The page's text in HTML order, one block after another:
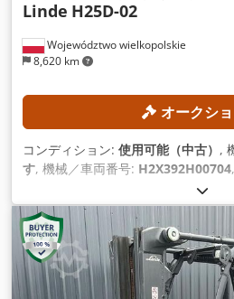
Województwo wielkopolskie
8,620 km
Linde H25D-02
オークシ
コンディション: 使用可能（中古） ,
す, 機械／車両番号: H2X392H00704
2,500 kg（キロ
mm, 燃料の種類:ディーゼル, マス
設高:2,377 mm